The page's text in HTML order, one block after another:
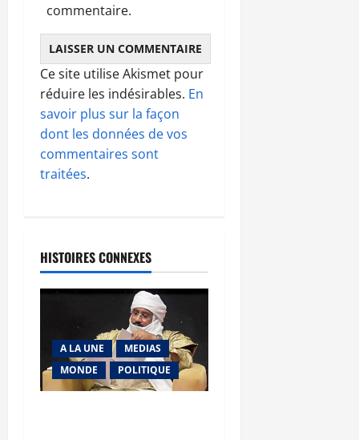
commentaire.
Ce site utilise Akismet pour
réduire les indésirables. En
savoir plus sur la façon
dont les données de vos
commentaires sont
traitées.
HISTOIRES CONNEXES
A LA UNE
MEDIAS
MONDE
POLITIQUE